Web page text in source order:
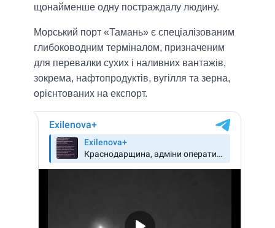
щонайменше одну постраждалу людину.
Морський порт «Тамань» є спеціалізованим
глибоководним терміналом, призначеним
для перевалки сухих і наливних вантажів,
зокрема, нафтопродуктів, вугілля та зерна,
орієнтованих на експорт.